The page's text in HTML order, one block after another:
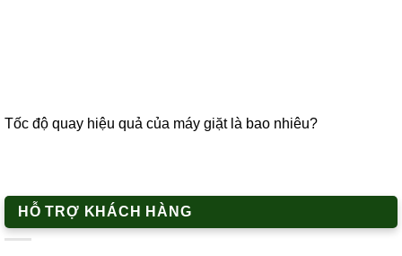
Tốc độ quay hiệu quả của máy giặt là bao nhiêu?
HỖ TRỢ KHÁCH HÀNG